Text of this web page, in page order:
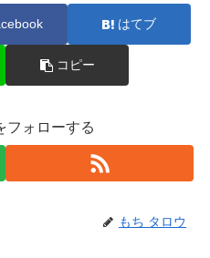
はてブ
コピー
フォローする
もち タロウ